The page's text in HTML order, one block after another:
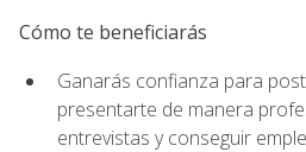
Cómo te beneficiarás
Ganarás confianza para
presentarte de manera
entrevistas y conseguir